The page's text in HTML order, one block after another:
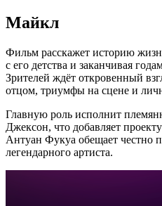
Майкл
Фильм расскажет историю
с его детства и заканчивая
Зрителей ждёт откровенный
отцом, триумфы на сцене и
Главную роль исполнит
Джексон, что добавляет
Антуан Фукуа обещает честно
легендарного артиста.